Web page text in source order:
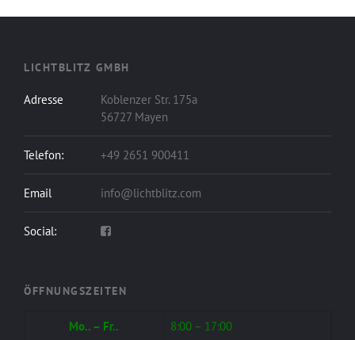
LICHTBLITZ GMBH
Adresse
Koblenzer Str. 175a
56727 Mayen
Telefon: +49 2651 900411
Email info@lichtblitz.com
Social:
ÖFFNUNGSZEITEN
Mo.. – Fr.. 8:00 – 17:00